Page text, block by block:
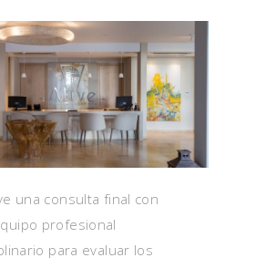
una consulta final con
profesional
para evaluar los